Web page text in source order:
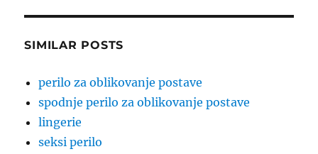
SIMILAR POSTS
perilo za oblikovanje postave
spodnje perilo za oblikovanje postave
lingerie
seksi perilo